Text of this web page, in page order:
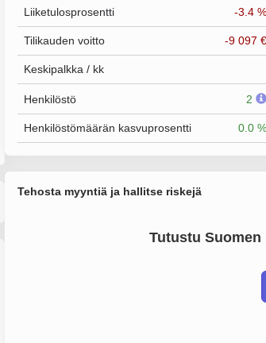
Liiketulosprosentti -3.4 %
Tilikauden voitto -9 097 €
Keskipalkka / kk
Henkilöstö 2
Henkilöstömäärän kasvuprosentti 0.0 %
Tehosta myyntiä ja hallitse riskejä
Tutustu